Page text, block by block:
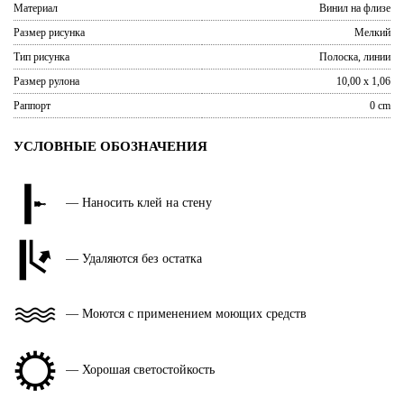
Материал
Винил на флизе
Размер рисунка
Мелкий
Тип рисунка
Полоска, линии
Размер рулона
10,00 x 1,06
Раппорт
0 cm
УСЛОВНЫЕ ОБОЗНАЧЕНИЯ
— Наносить клей на стену
— Удаляются без остатка
— Моются с применением моющих средств
— Хорошая светостойкость